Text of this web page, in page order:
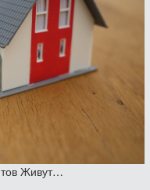
Живут…